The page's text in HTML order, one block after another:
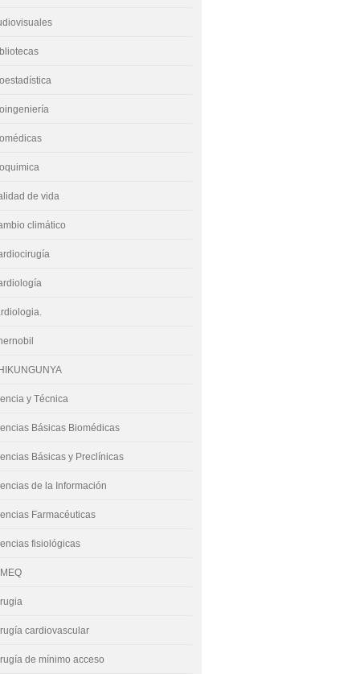
de vida
climático
y Técnica
Básicas Biomédicas
Básicas y Preclínicas
de la Información
Farmacéuticas
fisiológicas
cardiovascular
de mínimo acceso